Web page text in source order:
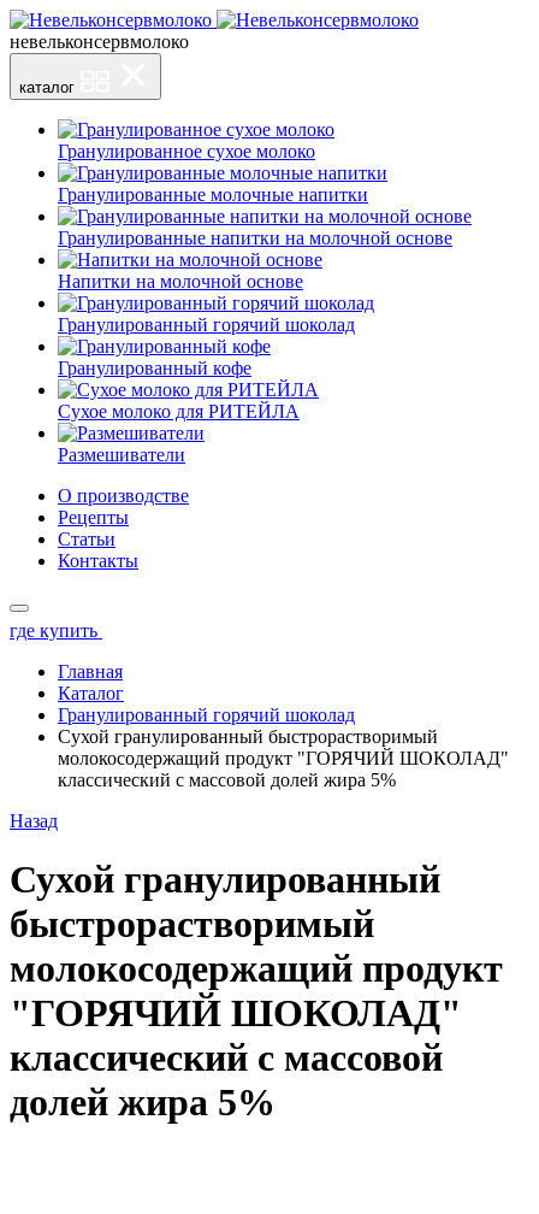
невельконсервмолоко
каталог
Гранулированное сухое молоко
Гранулированные молочные напитки
Гранулированные напитки на молочной основе
Напитки на молочной основе
Гранулированный горячий шоколад
Гранулированный кофе
Сухое молоко для РИТЕЙЛА
Размешиватели
О производстве
Рецепты
Статьи
Контакты
где купить
Главная
Каталог
Гранулированный горячий шоколад
Сухой гранулированный быстрорастворимый
молокосодержащий продукт "ГОРЯЧИЙ ШОКОЛАД"
классический с массовой долей жира 5%
Назад
Сухой гранулированный
быстрорастворимый
молокосодержащий продукт
"ГОРЯЧИЙ ШОКОЛАД"
классический с массовой
долей жира 5%